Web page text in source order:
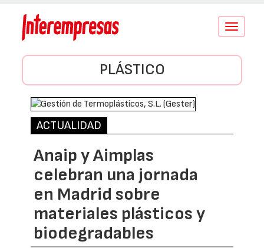
Conmutar
PLÁSTICO
ACTUALIDAD
Anaip y Aimplas
celebran una jornada
en Madrid sobre
materiales plásticos y
biodegradables